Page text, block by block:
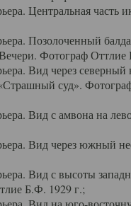
Центральная часть
Позолоченный
Фотограф
Вид через северный
суд».
Вид с амвона на
Вид через южный
Вид с высоты
Б.Ф. 1929 г.;